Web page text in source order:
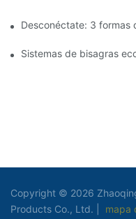
Desconéctate: 3 formas
Sistemas de bisagras
Copyright © 2026
Products Co., Ltd. |
mapa